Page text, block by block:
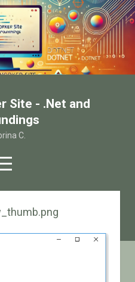
Site - .Net and
C.
facebook
email-form